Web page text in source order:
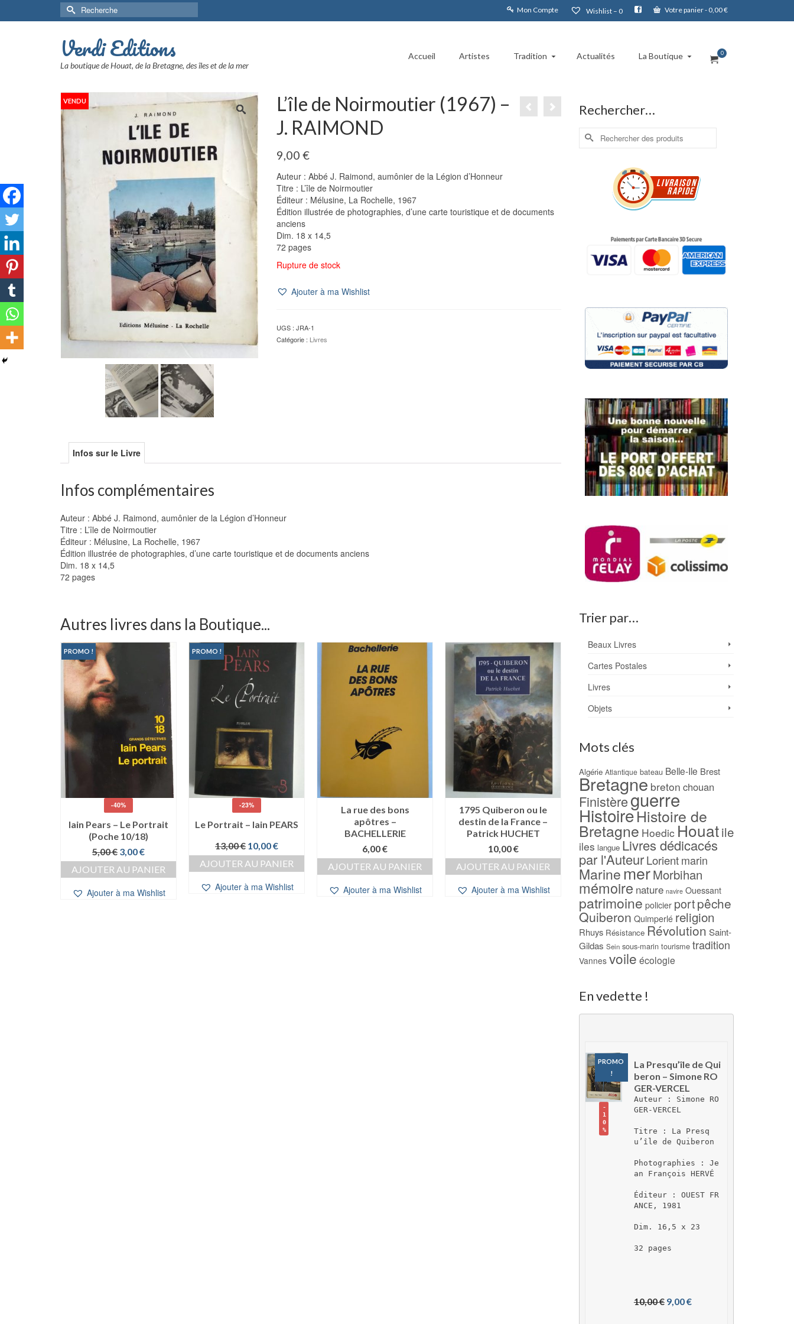
Mon Compte Wishlist – 0 Votre panier- 0,00€
Rechercher :
Verdi Editions
La boutique de Houat, de la Bretagne, des îles et de la mer
Accueil Artistes Tradition Actualités La Boutique 0
VENDU
L’île de Noirmoutier (1967) –
J. RAIMOND
9,00 €
Auteur : Abbé J. Raimond, aumônier de la Légion d’Honneur
Titre : L’île de Noirmoutier
Éditeur : Mélusine, La Rochelle, 1967
Édition illustrée de photographies, d’une carte touristique et de documents
anciens
Dim. 18 x 14,5
72 pages
Rupture de stock
Ajouter à ma Wishlist
UGS : JRA-1
Catégorie : Livres
Infos sur le Livre
Infos complémentaires
Auteur : Abbé J. Raimond, aumônier de la Légion d’Honneur
Titre : L’île de Noirmoutier
Éditeur : Mélusine, La Rochelle, 1967
Édition illustrée de photographies, d’une carte touristique et de documents anciens
Dim. 18 x 14,5
72 pages
Autres livres dans la Boutique...
PROMO !
-40%
Iain Pears – Le Portrait
(Poche 10/18)
5,00€ Le
prix
initial
5,00 €.
3,00€Le
prix
actuel
3,00 €.
AJOUTER AU PANIER
Ajouter à ma Wishlist
PROMO !
-23%
Le Portrait – Iain PEARS
13,00€ Le
prix
initial
13,00 €.
10,00€Le
prix
actuel
10,00 €.
AJOUTER AU PANIER
Ajouter à ma Wishlist
La rue des bons
apôtres –
BACHELLERIE
6,00€
AJOUTER AU PANIER
Ajouter à ma Wishlist
1795 Quiberon ou le
destin de la France –
Patrick HUCHET
10,00€
AJOUTER AU PANIER
Ajouter à ma Wishlist
Il court le cadavre –
BACHELLERIE
7,00 €
AJOUTER AU PANIER
Ajouter à ma Wishlist
Belle Ile Houat
au cours des
AJOUTER AU
Rechercher…
Rechercher :
Trier par…
Beaux Livres
Cartes Postales
Livres
Objets
Mots clés
Algérie Atlantique bateau Belle-Ile Brest
Bretagne breton chouan
Finistèreguerre
HistoireHistoire de
Bretagne Hoedic Houatile
iles langue Livres dédicacés
par l'Auteur Lorient marin
Marine merMorbihan
mémoire nature navire Ouessant
patrimoine policier portpêche
Quiberon Quimperlé religion
Rhuys Résistance Révolution Saint-
Gildas Sein sous-marin tourisme tradition
Vannes voile écologie
En vedette !
PROMO
!
-
1
0
%
La Presqu’île de Qui
beron – Simone RO
GER-VERCEL
Auteur : Simone RO
GER-VERCEL
Titre : La Presq
u’île de Quiberon
Photographies : Je
an François HERVÉ
Éditeur : OUEST FR
ANCE, 1981
Dim. 16,5 x 23
32 pages
10,00 € L
9,00 €L